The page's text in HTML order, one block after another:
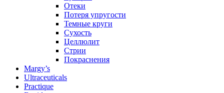
Отеки
Потеря упругости
Темные круги
Сухость
Целлюлит
Стрии
Покраснения
Margy’s
Ultraceuticals
Practique